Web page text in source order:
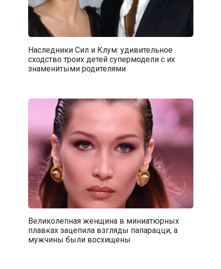
Наследники Сил и Клум: удивительное
сходство троих детей супермодели с их
знаменитыми родителями
Великолепная женщина в миниатюрных
плавках зацепила взгляды папарацци, а
мужчины были восхищены